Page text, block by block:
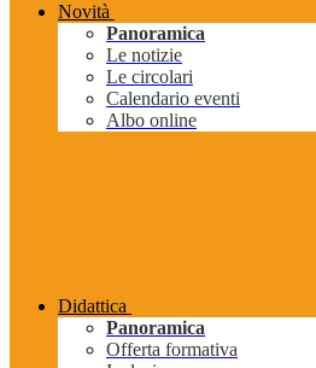
Novità
Panoramica
Le notizie
Le circolari
Calendario eventi
Albo online
Didattica
Panoramica
Offerta formativa